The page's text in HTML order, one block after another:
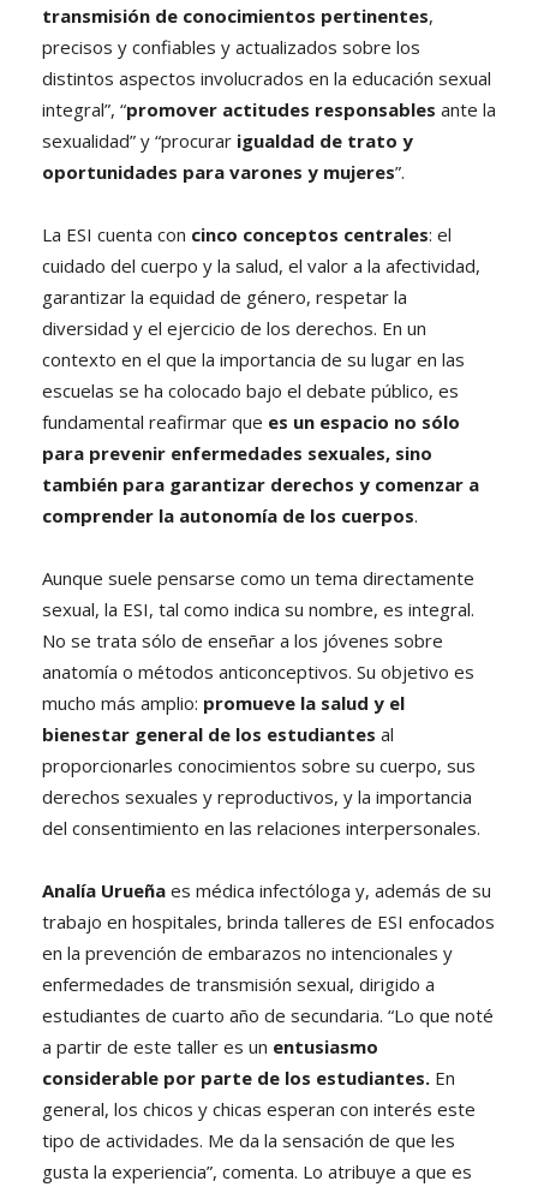
transmisión de conocimientos pertinentes,
precisos y confiables y actualizados sobre los
distintos aspectos involucrados en la educación sexual
integral”, “promover actitudes responsables ante la
sexualidad” y “procurar igualdad de trato y
oportunidades para varones y mujeres”.
La ESI cuenta con cinco conceptos centrales: el
cuidado del cuerpo y la salud, el valor a la afectividad,
garantizar la equidad de género, respetar la
diversidad y el ejercicio de los derechos. En un
contexto en el que la importancia de su lugar en las
escuelas se ha colocado bajo el debate público, es
fundamental reafirmar que es un espacio no sólo
para prevenir enfermedades sexuales, sino
también para garantizar derechos y comenzar a
comprender la autonomía de los cuerpos.
Aunque suele pensarse como un tema directamente
sexual, la ESI, tal como indica su nombre, es integral.
No se trata sólo de enseñar a los jóvenes sobre
anatomía o métodos anticonceptivos. Su objetivo es
mucho más amplio: promueve la salud y el
bienestar general de los estudiantes al
proporcionarles conocimientos sobre su cuerpo, sus
derechos sexuales y reproductivos, y la importancia
del consentimiento en las relaciones interpersonales.
Analía Urueña es médica infectóloga y, además de su
trabajo en hospitales, brinda talleres de ESI enfocados
en la prevención de embarazos no intencionales y
enfermedades de transmisión sexual, dirigido a
estudiantes de cuarto año de secundaria. “Lo que noté
a partir de este taller es un entusiasmo
considerable por parte de los estudiantes. En
general, los chicos y chicas esperan con interés este
tipo de actividades. Me da la sensación de que les
gusta la experiencia”, comenta. Lo atribuye a que es